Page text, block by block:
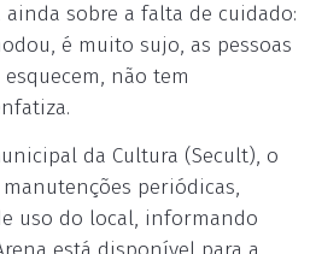
sobre a falta de cuidado:
é muito sujo, as pessoas
não tem
da Cultura (Secult), o
periódicas,
uso do local, informando